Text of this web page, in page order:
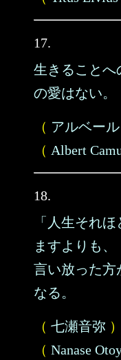
17.
生きることへ
の愛はない。
（ アルベー
（ Albert
18.
「人生それ
ますよりも
言い放った方
なる。
（ 七瀬音弥 ）
（ Nanase